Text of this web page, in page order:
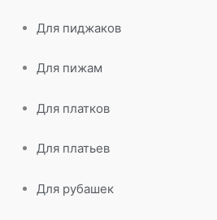
Для пиджаков
Для пижам
Для платков
Для платьев
Для рубашек